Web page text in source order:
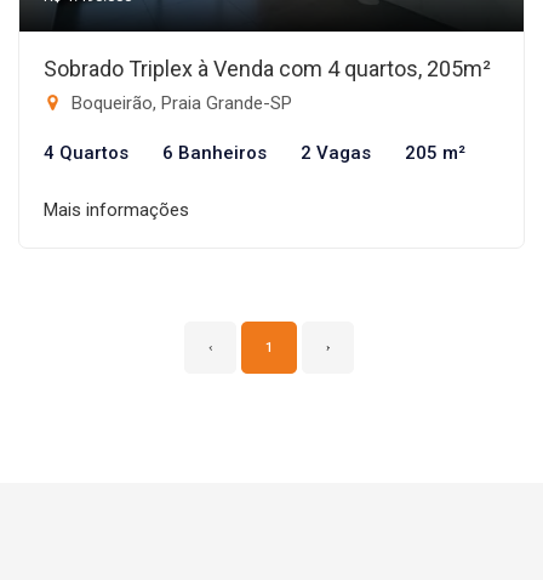
Sobrado Triplex à Venda com 4 quartos, 205m²
Boqueirão, Praia Grande-SP
4 Quartos 6 Banheiros 2 Vagas 205 m²
Mais informações
‹ 1 ›